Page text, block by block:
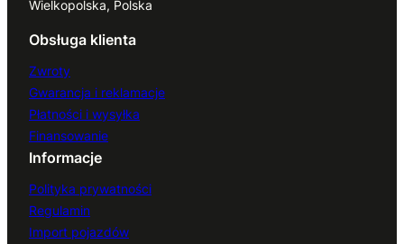
Wielkopolska, Polska
Obsługa klienta
Zwroty
Gwarancja i reklamacje
Płatności i wysyłka
Finansowanie
Informacje
Polityka prywatności
Regulamin
Import pojazdów